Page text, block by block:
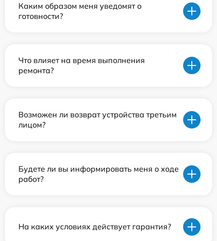
Каким образом меня уведомят о
готовности?
Что влияет на время выполнения
ремонта?
Возможен ли возврат устройства третьим
лицом?
Будете ли вы информировать меня о ходе
работ?
На каких условиях действует гарантия?